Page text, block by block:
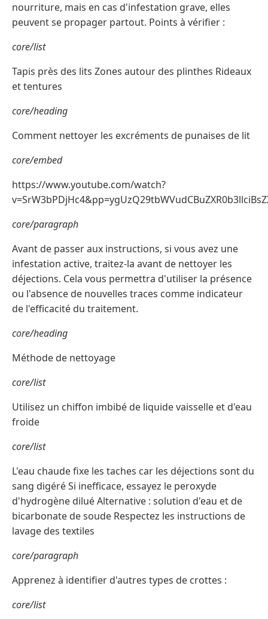
nourriture, mais en cas d'infestation grave, elles
peuvent se propager partout. Points à vérifier :
core/list
Tapis près des lits Zones autour des plinthes Rideaux
et tentures
core/heading
Comment nettoyer les excréments de punaises de lit
core/embed
https://www.youtube.com/watch?
core/paragraph
Avant de passer aux instructions, si vous avez une
infestation active, traitez-la avant de nettoyer les
déjections. Cela vous permettra d'utiliser la présence
ou l'absence de nouvelles traces comme indicateur
de l'efficacité du traitement.
core/heading
Méthode de nettoyage
core/list
Utilisez un chiffon imbibé de liquide vaisselle et d'eau
froide
core/list
L'eau chaude fixe les taches car les déjections sont du
sang digéré Si inefficace, essayez le peroxyde
d'hydrogène dilué Alternative : solution d'eau et de
bicarbonate de soude Respectez les instructions de
lavage des textiles
core/paragraph
Apprenez à identifier d'autres types de crottes :
core/list